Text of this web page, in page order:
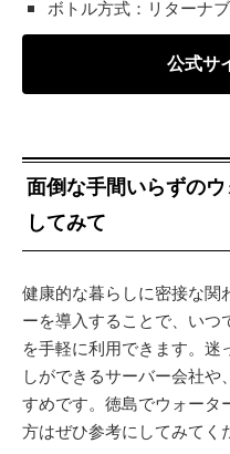
ボトル方式：リターナ
公式サ
面倒な手間いらずの
してみて
健康的な暮らしに密接な関
ーを導入することで、いつ
を手軽に利用できます。
しができるサーバー会社
すめです。徳島でウォータ
方はぜひ参考にしてみてく